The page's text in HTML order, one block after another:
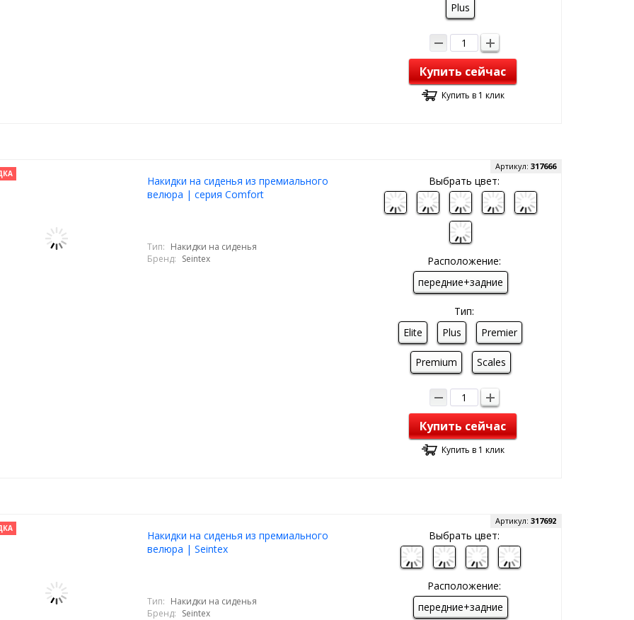
Plus
Купить сейчас
Купить в 1 клик
Накидки на сиденья из премиального
велюра | серия Comfort
Артикул: 317666
Тип: Накидки на сиденья
Бренд: Seintex
Выбрать цвет:
Расположение:
передние+задние
Тип:
Elite
Plus Premier
Premium Scales
Купить сейчас
Купить в 1 клик
Накидки на сиденья из премиального
велюра | Seintex
Артикул: 317692
Тип: Накидки на сиденья
Бренд: Seintex
Выбрать цвет:
Расположение:
передние+задние